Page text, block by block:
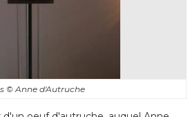
© Anne d'Autruche